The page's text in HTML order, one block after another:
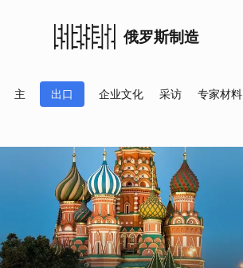
俄罗斯制造
主 出口 企业文化 采访 专家材料